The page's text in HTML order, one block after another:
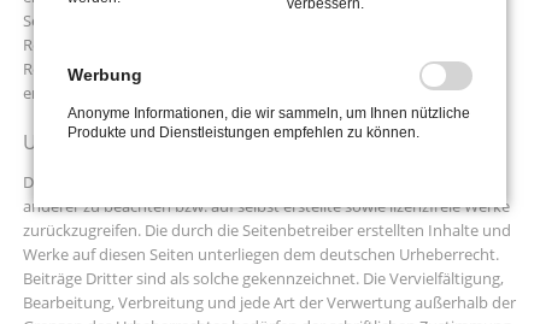
Seiten ist jedoch ohne konkrete Anhaltspunkte einer
Rechtsverletzung nicht zumutbar. Bei bekannt werden von
Rechtsverletzungen werden wir derartige Links umgehend
entfernen.
Urheberrecht
Die Betreiber der Seiten sind bemüht, stets die Urheberrechte
anderer zu beachten bzw. auf selbst erstellte sowie lizenzfreie Werke
zurückzugreifen. Die durch die Seitenbetreiber erstellten Inhalte und
Werke auf diesen Seiten unterliegen dem deutschen Urheberrecht.
Beiträge Dritter sind als solche gekennzeichnet. Die Vervielfältigung,
Bearbeitung, Verbreitung und jede Art der Verwertung außerhalb der
Werbung
Anonyme Informationen, die wir sammeln, um Ihnen nützliche
Produkte und Dienstleistungen empfehlen zu können.